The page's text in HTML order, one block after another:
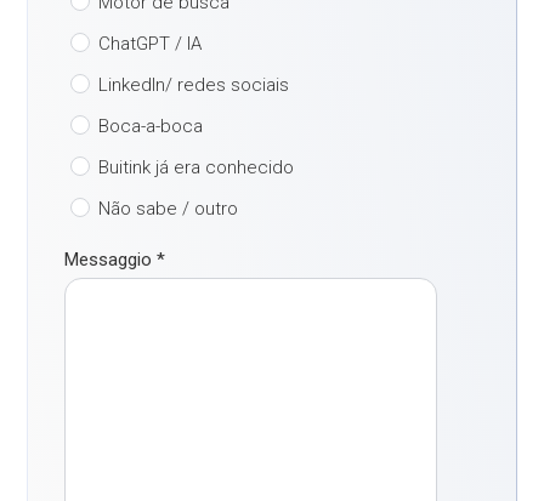
ChatGPT / IA
LinkedIn/ redes sociais
Boca-a-boca
Buitink já era conhecido
Não sabe / outro
Messaggio*